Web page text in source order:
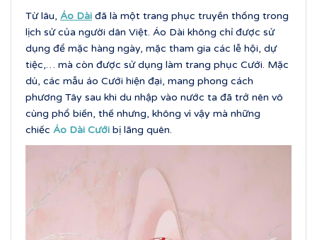
Từ lâu, Áo Dài đã là một trang phục truyền thống trong
lịch sử của người dân Việt. Áo Dài không chỉ được sử
dụng để mặc hàng ngày, mặc tham gia các lễ hội, dự
tiệc,… mà còn được sử dụng làm trang phục Cưới. Mặc
dù, các mẫu áo Cưới hiện đại, mang phong cách
phương Tây sau khi du nhập vào nước ta đã trở nên vô
cùng phổ biến, thế nhưng, không vì vậy mà những
chiếc Áo Dài Cưới bị lãng quên.